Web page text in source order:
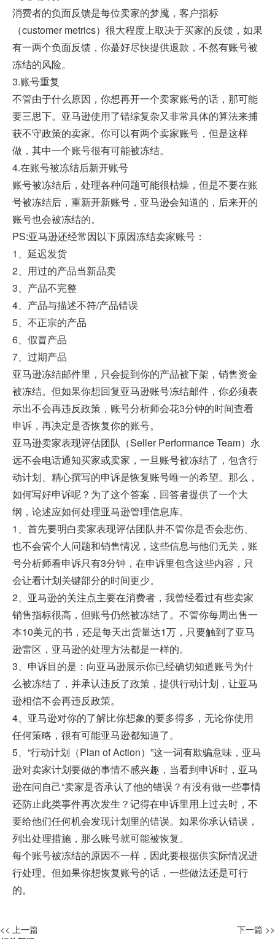
消费者的负面反馈是每位卖家的梦魇，客户指标
（customer metrics）很大程度上取决于买家的反馈，如果
有一两个负面反馈，你蕞好尽快提供退款，不然有账号被
冻结的风险。
3.账号重复
不管由于什么原因，你想再开一个卖家账号的话，那可能
要三思下。亚马逊使用了错综复杂又非常具体的算法来捕
获不守政策的卖家。你可以有两个卖家账号，但是这样
做，其中一个账号很有可能被冻结。
4.在账号被冻结后新开账号
账号被冻结后，处理各种问题可能很枯燥，但是不要在账
号被冻结后，重新开新账号，亚马逊会知道的，后来开的
账号也会被冻结的。
PS:亚马逊还经常因以下原因冻结卖家账号：
1、延迟发货
2、用过的产品当新品卖
3、产品不完整
4、产品与描述不符/产品错误
5、不正宗的产品
6、假冒产品
7、过期产品
亚马逊冻结邮件里，只会提到你的产品被下架，销售资金
被冻结。但如果你想回复亚马逊账号冻结邮件，你必须表
示出不会再违反政策，账号分析师会花3分钟的时间查看
申诉，再决定是否恢复你的账号。
亚马逊卖家表现评估团队（Seller Performance Team）永
远不会电话通知买家或卖家，一旦账号被冻结了，包含行
动计划、精心撰写的申诉是恢复账号唯一的希望。那么，
如何写好申诉呢？为了这个答案，回答者提供了一个大
纲，论述应如何处理亚马逊管理信息库。
1、首先要明白卖家表现评估团队并不管你是否会悲伤、
也不会管个人问题和销售情况，这些信息与他们无关，账
号分析师看申诉只有3分钟，在申诉里包含这些内容，只
会让看计划关键部分的时间更少。
2、亚马逊的关注点主要在消费者，我曾经看过有些卖家
销售指标很高，但账号仍然被冻结了。不管你每周出售一
本10美元的书，还是每天出货量达1万，只要触到了亚马
逊雷区，亚马逊的处理方法都是一样的。
3、申诉目的是：向亚马逊展示你已经确切知道账号为什
么被冻结了，并承认违反了政策，提供行动计划，让亚马
逊相信不会再违反政策。
4、亚马逊对你的了解比你想象的要多得多，无论你使用
任何策略，很有可能亚马逊都知道了。
5、“行动计划（Plan of Action）”这一词有欺骗意味，亚马
逊对卖家计划要做的事情不感兴趣，当看到申诉时，亚马
逊在问自己“卖家是否承认了他的错误？有没有做一些事情
还防止此类事件再次发生？记得在申诉里用上过去时，不
要给他们任何机会发现计划里的错误。如果你承认错误，
列出处理措施，那么账号就可能被恢复。
每个账号被冻结的原因不一样，因此要根据供实际情况进
行处理。但如果你想恢复账号的话，一些做法还是可行
的。
<< 上一篇
下一篇 >>